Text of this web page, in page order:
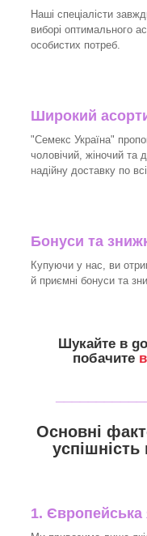
Наші спеціалісти
виборі оптимального
особистих потреб.
Широкий
"Семекс Україна"
чоловічий, жіночий та
надійну доставку по
Бонуси та
Купуючи у нас, ви
й приємні бонуси та
Шукайте в
побачите
Основні
1. Європейська